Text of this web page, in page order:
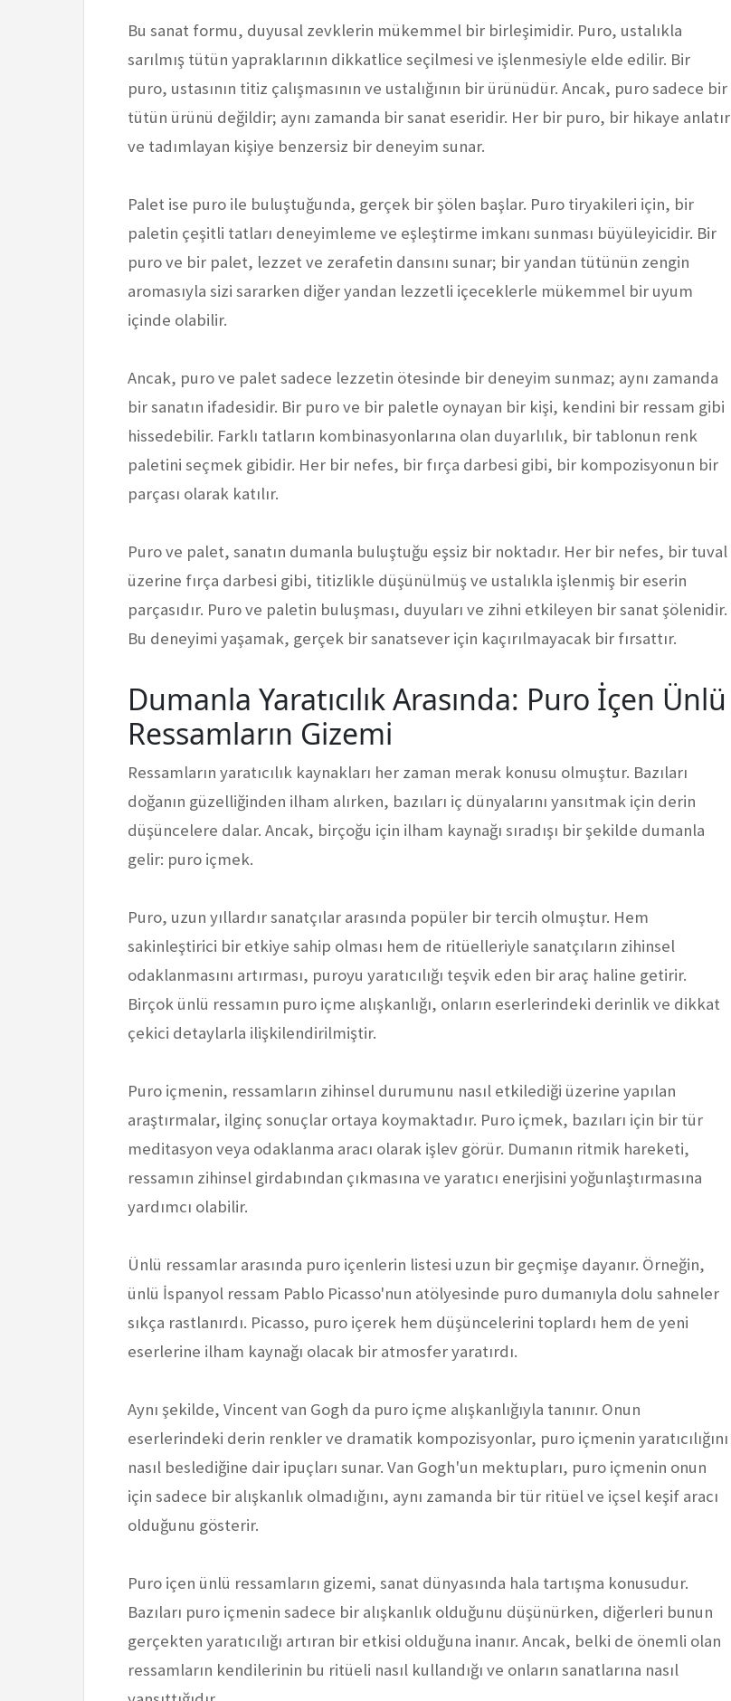
Bu sanat formu, duyusal zevklerin mükemmel bir birleşimidir. Puro, ustalıkla
sarılmış tütün yapraklarının dikkatlice seçilmesi ve işlenmesiyle elde edilir. Bir
puro, ustasının titiz çalışmasının ve ustalığının bir ürünüdür. Ancak, puro sadece bir
tütün ürünü değildir; aynı zamanda bir sanat eseridir. Her bir puro, bir hikaye anlatır
ve tadımlayan kişiye benzersiz bir deneyim sunar.
Palet ise puro ile buluştuğunda, gerçek bir şölen başlar. Puro tiryakileri için, bir
paletin çeşitli tatları deneyimleme ve eşleştirme imkanı sunması büyüleyicidir. Bir
puro ve bir palet, lezzet ve zerafetin dansını sunar; bir yandan tütünün zengin
aromasıyla sizi sararken diğer yandan lezzetli içeceklerle mükemmel bir uyum
içinde olabilir.
Ancak, puro ve palet sadece lezzetin ötesinde bir deneyim sunmaz; aynı zamanda
bir sanatın ifadesidir. Bir puro ve bir paletle oynayan bir kişi, kendini bir ressam gibi
hissedebilir. Farklı tatların kombinasyonlarına olan duyarlılık, bir tablonun renk
paletini seçmek gibidir. Her bir nefes, bir fırça darbesi gibi, bir kompozisyonun bir
parçası olarak katılır.
Puro ve palet, sanatın dumanla buluştuğu eşsiz bir noktadır. Her bir nefes, bir tuval
üzerine fırça darbesi gibi, titizlikle düşünülmüş ve ustalıkla işlenmiş bir eserin
parçasıdır. Puro ve paletin buluşması, duyuları ve zihni etkileyen bir sanat şölenidir.
Bu deneyimi yaşamak, gerçek bir sanatsever için kaçırılmayacak bir fırsattır.
Dumanla Yaratıcılık Arasında: Puro İçen Ünlü
Ressamların Gizemi
Ressamların yaratıcılık kaynakları her zaman merak konusu olmuştur. Bazıları
doğanın güzelliğinden ilham alırken, bazıları iç dünyalarını yansıtmak için derin
düşüncelere dalar. Ancak, birçoğu için ilham kaynağı sıradışı bir şekilde dumanla
gelir: puro içmek.
Puro, uzun yıllardır sanatçılar arasında popüler bir tercih olmuştur. Hem
sakinleştirici bir etkiye sahip olması hem de ritüelleriyle sanatçıların zihinsel
odaklanmasını artırması, puroyu yaratıcılığı teşvik eden bir araç haline getirir.
Birçok ünlü ressamın puro içme alışkanlığı, onların eserlerindeki derinlik ve dikkat
çekici detaylarla ilişkilendirilmiştir.
Puro içmenin, ressamların zihinsel durumunu nasıl etkilediği üzerine yapılan
araştırmalar, ilginç sonuçlar ortaya koymaktadır. Puro içmek, bazıları için bir tür
meditasyon veya odaklanma aracı olarak işlev görür. Dumanın ritmik hareketi,
ressamın zihinsel girdabından çıkmasına ve yaratıcı enerjisini yoğunlaştırmasına
yardımcı olabilir.
Ünlü ressamlar arasında puro içenlerin listesi uzun bir geçmişe dayanır. Örneğin,
ünlü İspanyol ressam Pablo Picasso'nun atölyesinde puro dumanıyla dolu sahneler
sıkça rastlanırdı. Picasso, puro içerek hem düşüncelerini toplardı hem de yeni
eserlerine ilham kaynağı olacak bir atmosfer yaratırdı.
Aynı şekilde, Vincent van Gogh da puro içme alışkanlığıyla tanınır. Onun
eserlerindeki derin renkler ve dramatik kompozisyonlar, puro içmenin yaratıcılığını
nasıl beslediğine dair ipuçları sunar. Van Gogh'un mektupları, puro içmenin onun
için sadece bir alışkanlık olmadığını, aynı zamanda bir tür ritüel ve içsel keşif aracı
olduğunu gösterir.
Puro içen ünlü ressamların gizemi, sanat dünyasında hala tartışma konusudur.
Bazıları puro içmenin sadece bir alışkanlık olduğunu düşünürken, diğerleri bunun
gerçekten yaratıcılığı artıran bir etkisi olduğuna inanır. Ancak, belki de önemli olan
ressamların kendilerinin bu ritüeli nasıl kullandığı ve onların sanatlarına nasıl